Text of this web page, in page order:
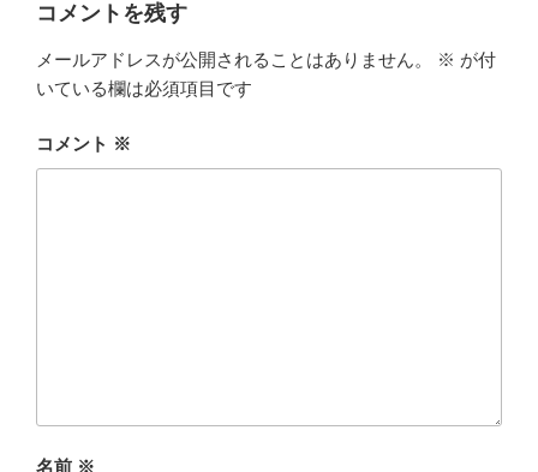
コメントを残す
メールアドレスが公開されることはありません。 ※ が付
いている欄は必須項目です
コメント ※
名前 ※